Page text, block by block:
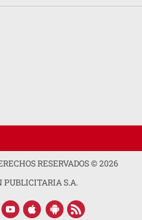
RESERVADOS ©2026
PUBLICITARIA S.A.